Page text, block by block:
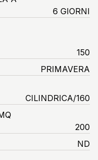
6 GIORNI
150
PRIMAVERA
CILINDRICA/160
200
ND